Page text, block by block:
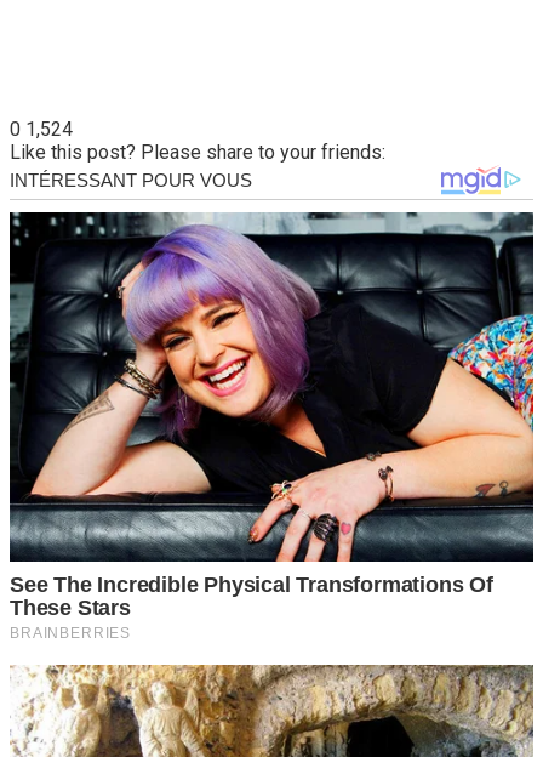
0 1,524
Like this post? Please share to your friends: